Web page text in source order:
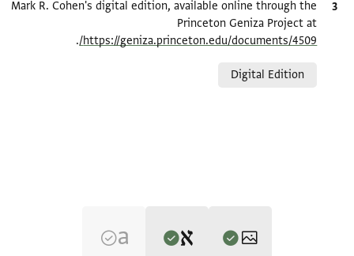
ציטוט
Mark R. Cohen's digital edition, available online through the
Princeton Geniza Project at
https://geniza.princeton.edu/documents/4509/
.
Digital Edition